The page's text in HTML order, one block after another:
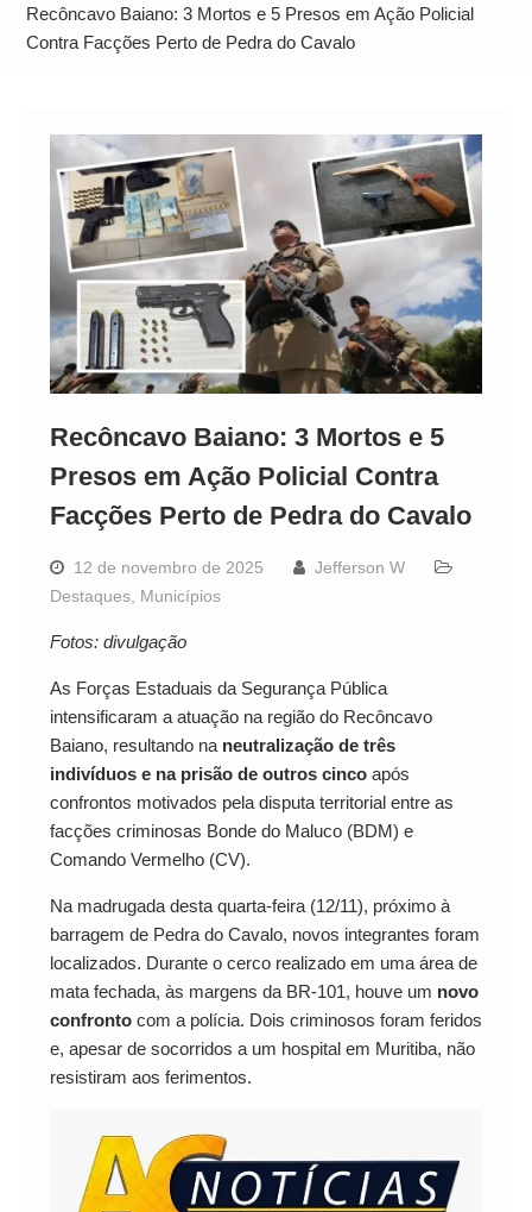
Alto
Recôncavo Baiano: 3 Mortos e 5 Presos em Ação Policial
Contra Facções Perto de Pedra do Cavalo
Recôncavo Baiano: 3 Mortos e 5
Presos em Ação Policial Contra
Facções Perto de Pedra do Cavalo
12 de novembro de 2025
Jefferson W
Destaques, Municípios
Fotos: divulgação
As Forças Estaduais da Segurança Pública
intensificaram a atuação na região do Recôncavo
Baiano, resultando na neutralização de três
indivíduos e na prisão de outros cincoapós
confrontos motivados pela disputa territorial entre as
facções criminosas Bonde do Maluco (BDM) e
Comando Vermelho (CV).
Na madrugada desta quarta-feira (12/11), próximo à
barragem de Pedra do Cavalo, novos integrantes foram
localizados. Durante o cerco realizado em uma área de
mata fechada, às margens da BR-101, houve um novo
confrontocom a polícia. Dois criminosos foram feridos
e, apesar de socorridos a um hospital em Muritiba, não
resistiram aos ferimentos.